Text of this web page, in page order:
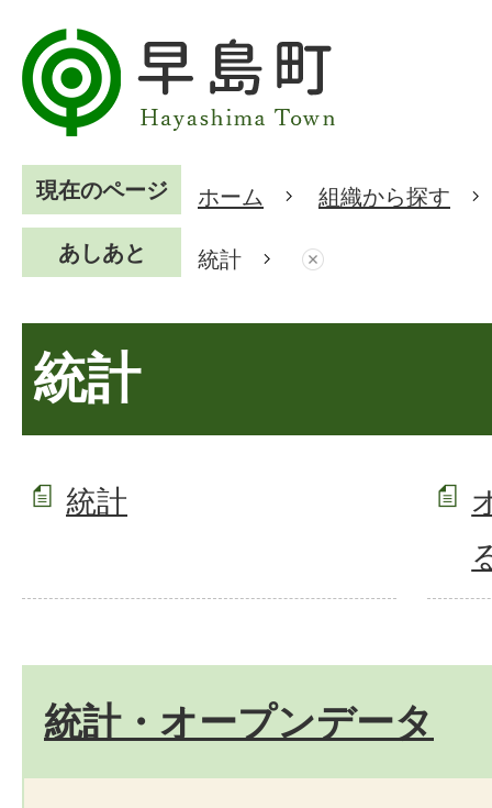
現在のページ ホーム 組織から探す
あしあと 統計
統計
統計
統計・オープンデータ